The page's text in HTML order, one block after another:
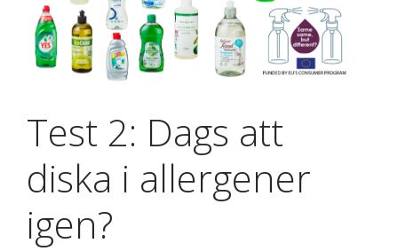
Test 2: Dags att
diska i allergener
igen?